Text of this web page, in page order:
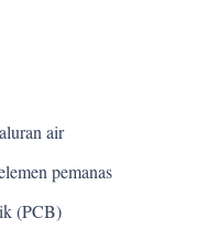
air
pemanas
(PCB)